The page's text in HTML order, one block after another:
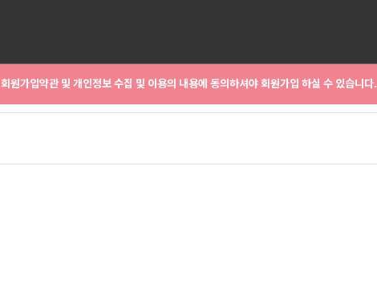
회원가입약관 및 개인정보 수집 및 이용의 내용에 동의하셔야 회원가입 하실 수 있습니다.